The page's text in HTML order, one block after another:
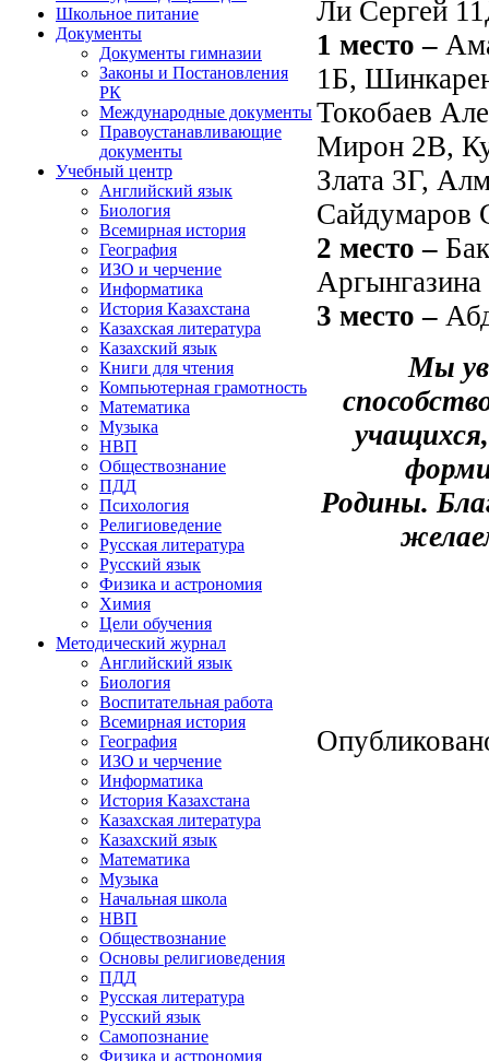
Школьное питание
Документы
Документы гимназии
Законы и Постановления
РК
Международные документы
Правоустанавливающие
документы
Учебный центр
Английский язык
Биология
Всемирная история
География
ИЗО и черчение
Информатика
История Казахстана
Казахская литература
Казахский язык
Книги для чтения
Компьютерная грамотность
Математика
Музыка
НВП
Обществознание
ПДД
Психология
Религиоведение
Русская литература
Русский язык
Физика и астрономия
Химия
Цели обучения
Методический журнал
Английский язык
Биология
Воспитательная работа
Всемирная история
География
ИЗО и черчение
Информатика
История Казахстана
Казахская литература
Казахский язык
Математика
Музыка
Начальная школа
НВП
Обществознание
Основы религиоведения
ПДД
Русская литература
Русский язык
Самопознание
Физика и астрономия
Ли Сергей
1 место –
1Б,
Токобаев
Мирон 2В,
Злата 3Г,
Сайдумаров
2 место –
3 место –
Мы
Родины.